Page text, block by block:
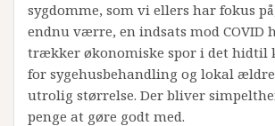
sygdomme, som vi ellers har fokus
endnu værre, en indsats mod COVID
trækker økonomiske spor i det hidtil
for sygehusbehandling og lokal
utrolig størrelse. Der bliver
penge at gøre godt med.